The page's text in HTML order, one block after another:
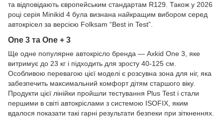
та відповідають європейським стандартам R129. Також у 2026
році серія Minikid 4 була визнана найкращим вибором серед
автокрісел за версією Folksam “Best in Test”.
One 3 та One + 3
Ще одне популярне автокрісло бренда — Axkid One 3, яке
витримує до 23 кг і підходить для зросту 40-125 см.
Особливою перевагою цієї моделі є розсувна зона для ніг, яка
забезпечить максимальний комфорт дітям старшого віку.
Продукти цієї лінійки пройшли тестування Plus Test і стали
першими в світі автокріслами з системою ISOFIX, яким
вдалося показати такі гарні результати безпеки при зіткненнях.